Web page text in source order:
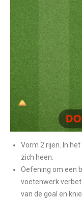
Vorm 2 rijen. In
zich heen.
Oefening om een
voetenwerk
van de goal en